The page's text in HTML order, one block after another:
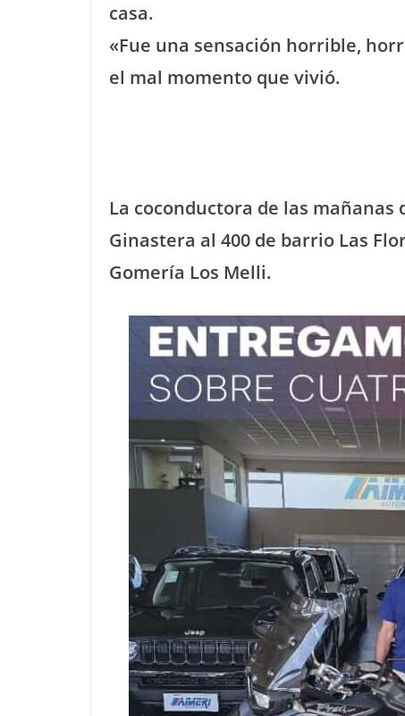
casa.
«Fue una sensación horrible,
el mal momento que vivió.
La coconductora de las mañanas
Ginastera al 400 de barrio Las
Gomería Los Melli.